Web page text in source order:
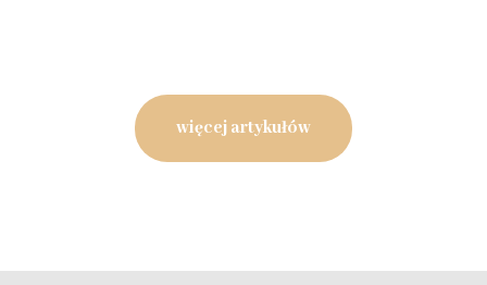
więcej artykułów